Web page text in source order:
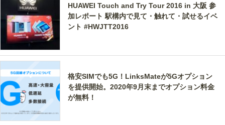
HUAWEI Touch and Try Tour 2016 in 大阪 参
加レポート 駅構内で見て・触れて・試せるイベ
ント #HWJTT2016
格安SIMでも5G！LinksMateが5Gオプション
を提供開始。2020年9月末までオプション料金
が無料！